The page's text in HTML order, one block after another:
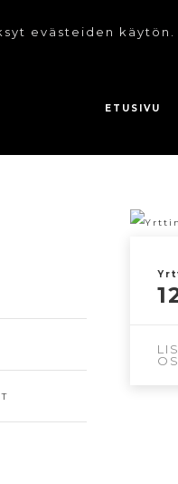
evästeiden käytön.
ETUSIVU